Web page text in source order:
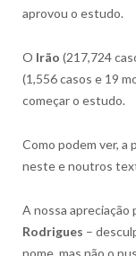
aprovou o estudo.
O Irão (217,724
(1,556 casos e 19
começar o estudo.
Como podem ver, a
neste e noutros
A nossa apreciação
Rodrigues –
nome, mas não o